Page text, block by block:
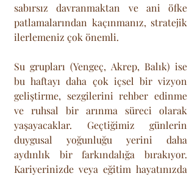
sabırsız davranmaktan ve ani öfke
patlamalarından kaçınmanız, stratejik
ilerlemeniz çok önemli.
Su grupları (Yengeç, Akrep, Balık) ise
bu haftayı daha çok içsel bir vizyon
geliştirme, sezgilerini rehber edinme
ve ruhsal bir arınma süreci olarak
yaşayacaklar. Geçtiğimiz günlerin
duygusal yoğunluğu yerini daha
aydınlık bir farkındalığa bırakıyor.
Kariyerinizde veya eğitim hayatınızda